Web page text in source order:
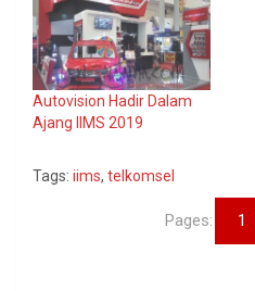
Autovision Hadir Dalam
Ajang IIMS 2019
Tags: iims, telkomsel
Pages: 1